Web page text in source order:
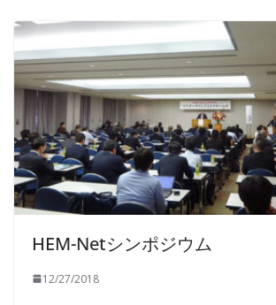
HEM-Netシンポジウム
12/27/2018